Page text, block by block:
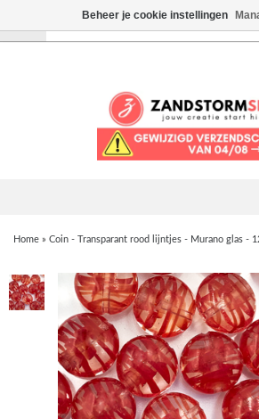
Home » Coin - Transparant rood lijntjes - Murano glas -
Beheer je cookie instellingen